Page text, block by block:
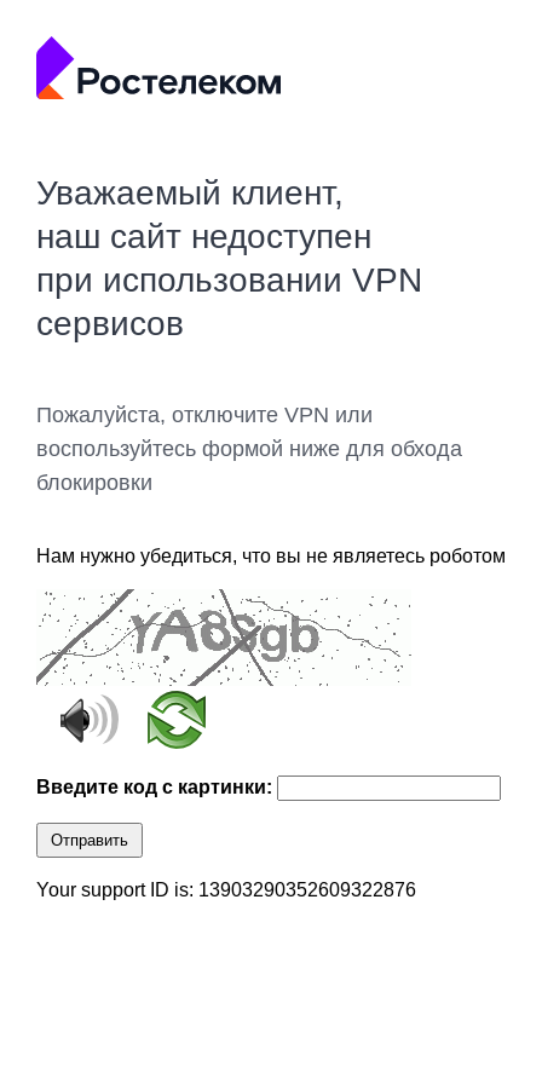
Уважаемый клиент,
наш сайт недоступен
при использовании VPN
сервисов
Пожалуйста, отключите VPN или
воспользуйтесь формой ниже для обхода
блокировки
Нам нужно убедиться, что вы не являетесь роботом
Введите код с картинки:
Отправить
Your support ID is: 13903290352609322876